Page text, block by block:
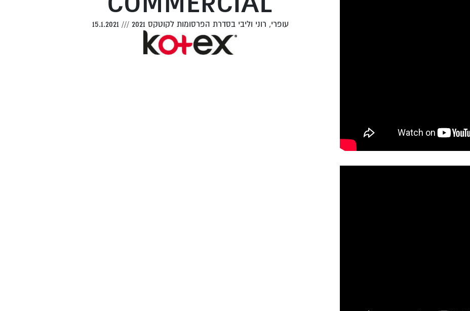
עופרי, רוני וליבי בסדרת הפרסומות לקוטקס 2021 ///
15.1.2021